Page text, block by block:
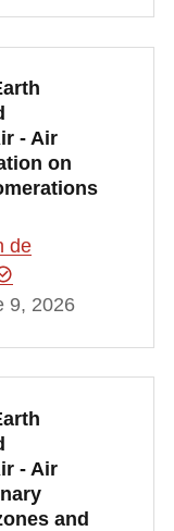
- Air
on
de
9, 2026
- Air
and